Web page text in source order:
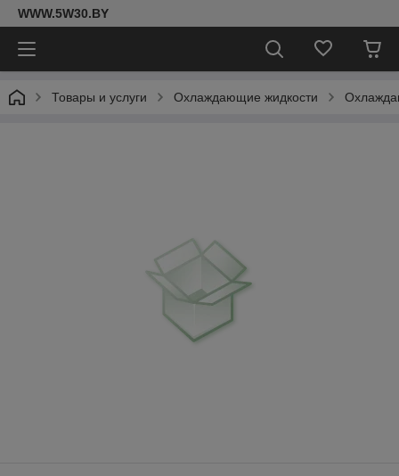
WWW.5W30.BY
Товары и услуги Охлаждающие жидкости